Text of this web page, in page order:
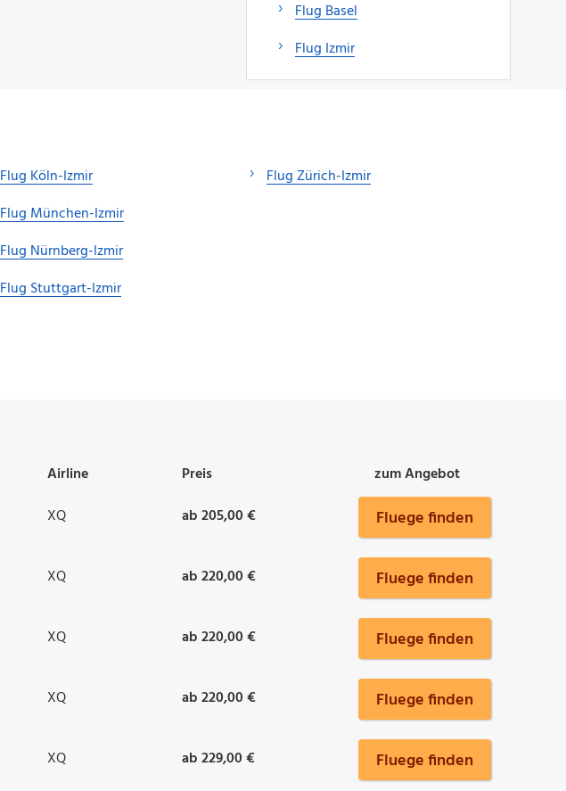
Flug Basel
Flug Izmir
Flug Köln-Izmir
Flug München-Izmir
Flug Nürnberg-Izmir
Flug Stuttgart-Izmir
Flug Zürich-Izmir
Airline Preis
zum Angebot
XQ ab 205,00 € Fluege finden
XQ ab 220,00 € Fluege finden
XQ ab 220,00 € Fluege finden
XQ ab 220,00 € Fluege finden
XQ ab 229,00 € Fluege finden